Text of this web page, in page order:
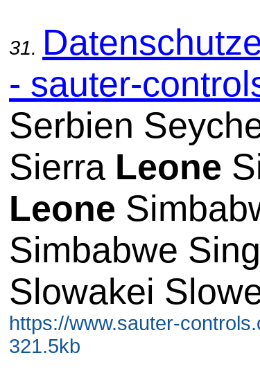
31.
- sauter-
Serbien
Sierra Leone
Leone
Simbabwe
Slowakei
https://www.sauter-
321.5kb